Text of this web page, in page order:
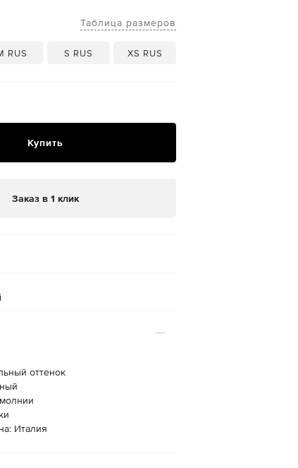
Таблица размеров
RUS S RUS XS RUS
Купить
Заказ в 1 клик
оттенок
Италия